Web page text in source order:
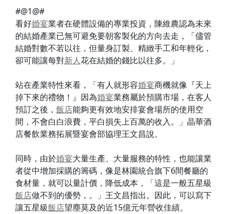
#@1@#
看好婚宴業者在硬體設備的專業投資，陳維農認為未來
的結婚產業已無可避免要朝客製化的方向去走，「儘管
結婚對數不若以往，但量身訂製、精緻手工和年輕化，
卻可能讓每對新人花在結婚的錢比以往多。」
站在產業特性來看，「有人就形容婚宴商機就像『天上
掉下來的禮物！』因為婚宴業務屬於預購市場，在客人
預訂之後， 飯店能夠更有效地安排宴會場所的使用空
間，不會白白浪費，平白損失上百萬的收入。」晶華酒
店餐飲業務拓展暨宴會部協理王文昌說。
同時，由於婚宴大量生產、大量服務的特性，也能讓業
者從中增加採購的籌碼，像是林園統合旗下6間餐廳的
食材量，就可以量計價，降低成本，「這是一般五星級
飯店做不到的優勢，。」王文昌指出。因此，可以寫下
讓五星級飯店望塵莫及的近15億元年營收佳績。